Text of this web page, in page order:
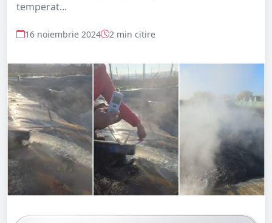
temperat...
16 noiembrie 2024 2 min citire